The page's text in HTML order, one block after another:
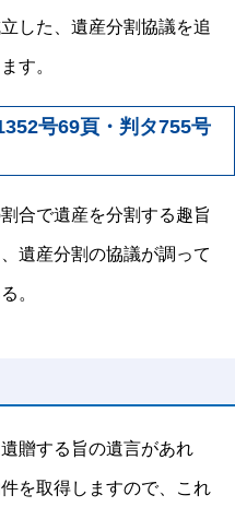
した、遺産分割協議を追
す。
号69頁・判タ755号
合で遺産を分割する趣旨
遺産分割の協議が調って
。
贈する旨の遺言があれ
を取得しますので、これ